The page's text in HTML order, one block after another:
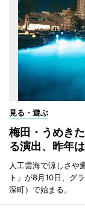
見る・遊ぶ
梅田・うめき
る演出、昨年
人工雲海で涼しさや
ト」が8月10日、グ
深町）で始まる。